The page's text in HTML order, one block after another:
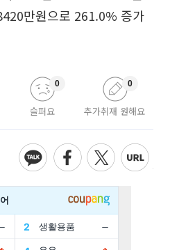
만원으로 261.0% 증가
슬퍼요
0
추가취재 원해요
0